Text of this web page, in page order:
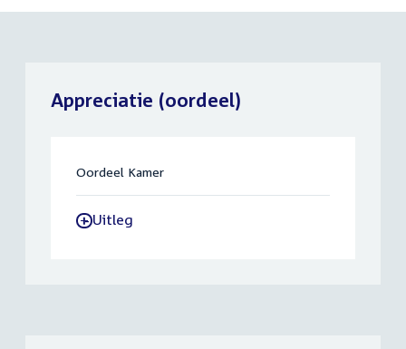
Appreciatie (oordeel)
Oordeel Kamer
-Uitleg